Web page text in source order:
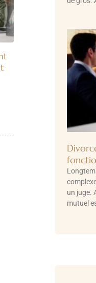
un juge.
mutuel